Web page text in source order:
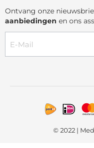
Ontvang onze
aanbiedingen en ons
© 2022 |